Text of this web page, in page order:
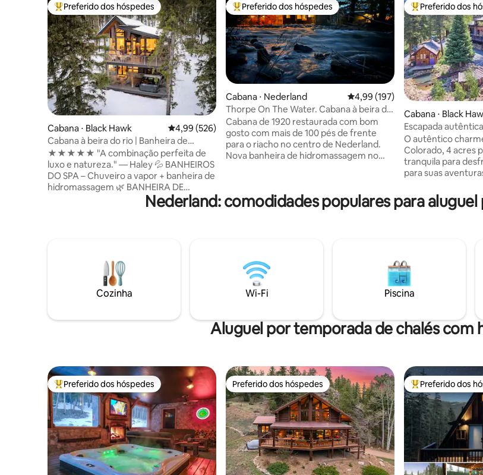
Entre os melhores preferidos dos hóspedes
Preferido dos hóspedes
Cabana ⋅ Black Hawk 4,99 de uma avaliação média de 5, 526 avaliações
4,99 (526)
Cabana à beira do rio | Banheira de
hidromassagem, fogueira, chuveiro a
vapor
★★★★★ "A combinação perfeita de
luxo e natureza." — Haley 💦 BANHEIROS
DO SPA – Chuveiro a vapor + banheira de
hidromassagem 🌿 BANHEIRA DE
HIDROMASSAGEM e REDE – Mergulhe na
beira do riacho ou balance nas árvores 🔥
PARA FAMÍLIAS E ANIMAIS DE
ESTIMAÇÃO: trilhas, cercadinho portátil,
cadeira alta Wi-Fi 📶 rápido: faça
streaming, use o Zoom ou desconecte-
montanha e centro de aventura ➳
Respire fundo. Reconecte-se com o que
Entre os melhores preferidos dos hóspedes
Preferido dos hóspedes
Cabana ⋅ Nederland 4,99 de uma avaliação média de
4,99 (197)
Thorpe On The Water. Cabana à beira do
rio.
Cabana de 1920 restaurada com bom
gosto com mais de 100 pés de frente
para o riacho no centro de Nederland.
Nova banheira de hidromassagem no
A cama king no quarto maior tem vista
para a água. O quarto traseiro tem uma
comodidades a partir desta localização
única no distrito comercial de Nederland,
escondido atrás do E 1st St. Backup
Entre os melhores
Preferido dos
Cabana ⋅ Black
Escapada
Colorado |
O autêntico
Colorado, 4 acres
tranquila para
para suas
aconchegante
envolvente,
dias caminhando,
nas montanhas,
Red Rocks,
das Montanhas
simplesmente
Nederland: comodidades populares para
Cozinha Wi-Fi Piscina
Aluguel por temporada de chalés com
Entre os melhores preferidos dos hóspedes
Preferido dos hóspedes Preferido dos hóspedes
Preferido dos hóspedes Entre os melhores
Preferido dos